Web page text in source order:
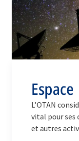
Espace
L’OTAN
vital pour ses
et autres